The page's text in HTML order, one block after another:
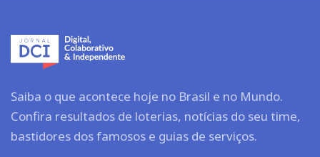
Saiba o que acontece hoje no Brasil e no Mundo.
Confira resultados de loterias, notícias do seu time,
bastidores dos famosos e guias de serviços.